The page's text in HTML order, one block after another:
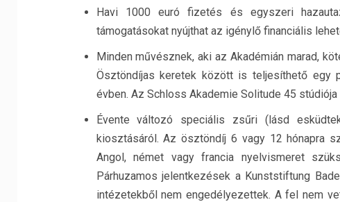
Havi 1000 euró fizetés és egyszeri
támogatásokat nyújthat az igénylő financiális
Minden művésznek, aki az Akadémián marad,
Ösztöndíjas keretek között is teljesíthető egy
évben. Az Schloss Akademie Solitude 45
Évente változó speciális zsűri (lásd
kiosztásáról. Az ösztöndíj 6 vagy 12 hónapra
Angol, német vagy francia nyelvismeret
Párhuzamos jelentkezések a Kunststiftung
intézetekből nem engedélyezettek. A fel nem